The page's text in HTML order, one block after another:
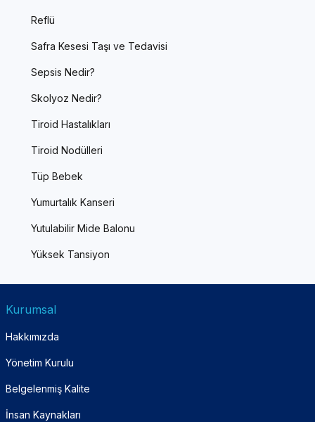
Reflü
Safra Kesesi Taşı ve Tedavisi
Sepsis Nedir?
Skolyoz Nedir?
Tiroid Hastalıkları
Tiroid Nodülleri
Tüp Bebek
Yumurtalık Kanseri
Yutulabilir Mide Balonu
Yüksek Tansiyon
Kurumsal
Hakkımızda
Yönetim Kurulu
Belgelenmiş Kalite
İnsan Kaynakları